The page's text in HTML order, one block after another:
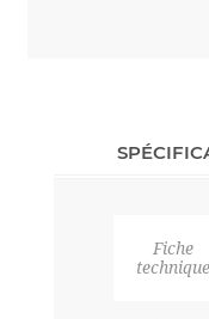
Fiche
technique